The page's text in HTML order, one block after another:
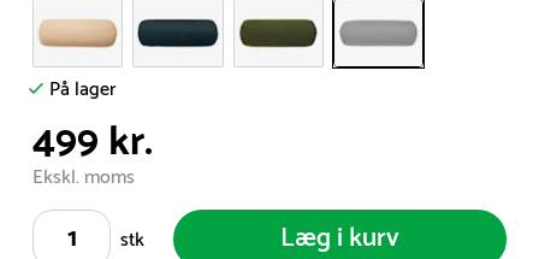
På lager
499 kr.
Ekskl. moms
stk
Læg i kurv